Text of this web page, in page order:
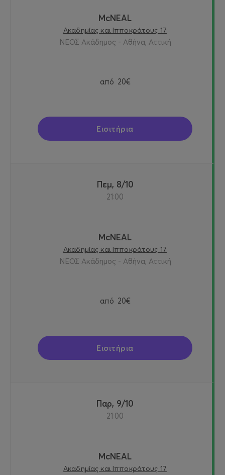
McNEAL
Ακαδημίας και Ιπποκράτους 17
ΝΕΟΣ Ακάδημος - Αθήνα, Αττική
από 20€
Εισιτήρια
Πεμ, 8/10
21:00
McNEAL
Ακαδημίας και Ιπποκράτους 17
ΝΕΟΣ Ακάδημος - Αθήνα, Αττική
από 20€
Εισιτήρια
Παρ, 9/10
21:00
McNEAL
Ακαδημίας και Ιπποκράτους 17